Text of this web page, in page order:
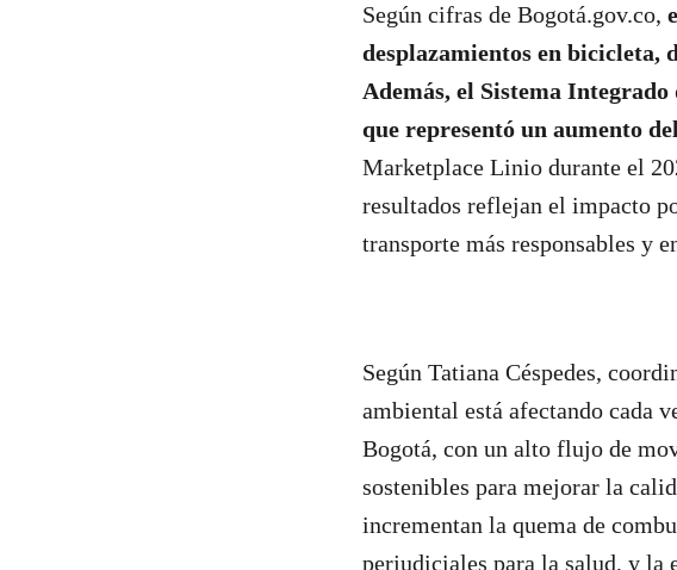
Según cifras de Bogotá.gov.co,
desplazamientos en bicicleta,
Además, el Sistema
que representó un aumento
Marketplace Linio durante el
resultados reflejan el impacto
transporte más responsables y
Según Tatiana Céspedes,
ambiental está afectando cada
Bogotá, con un alto flujo de
sostenibles para mejorar la
incrementan la quema de
perjudiciales para la salud, y la